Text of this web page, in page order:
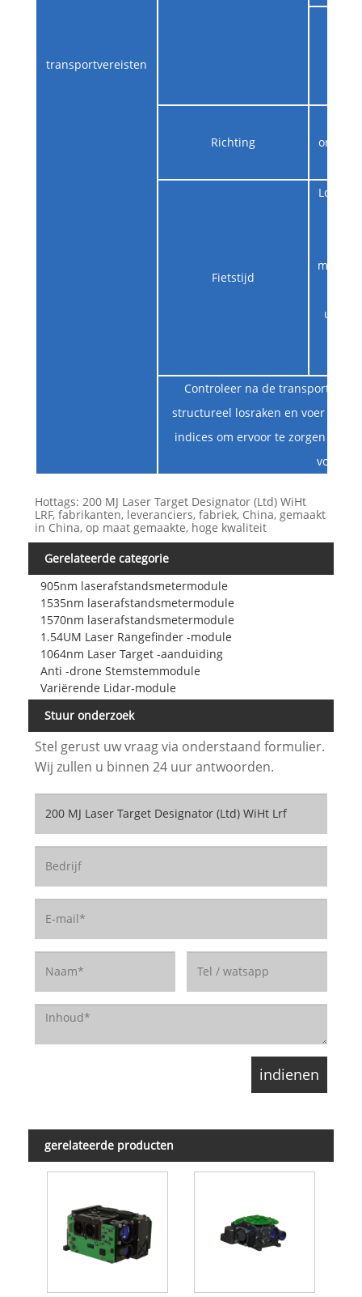
transportvereisten
Richting
Fietstijd
Log-
Controleer na de transporttest
structureel losraken en voer een
indices om ervoor te zorgen dat
voldoen
Hottags: 200 MJ Laser Target Designator (Ltd) WiHt
LRF, fabrikanten, leveranciers, fabriek, China, gemaakt
in China, op maat gemaakte, hoge kwaliteit
Gerelateerde categorie
905nm laserafstandsmetermodule
1535nm laserafstandsmetermodule
1570nm laserafstandsmetermodule
1.54UM Laser Rangefinder -module
1064nm Laser Target -aanduiding
Anti -drone Stemstemmodule
Variërende Lidar-module
Stuur onderzoek
Stel gerust uw vraag via onderstaand formulier.
Wij zullen u binnen 24 uur antwoorden.
gerelateerde producten